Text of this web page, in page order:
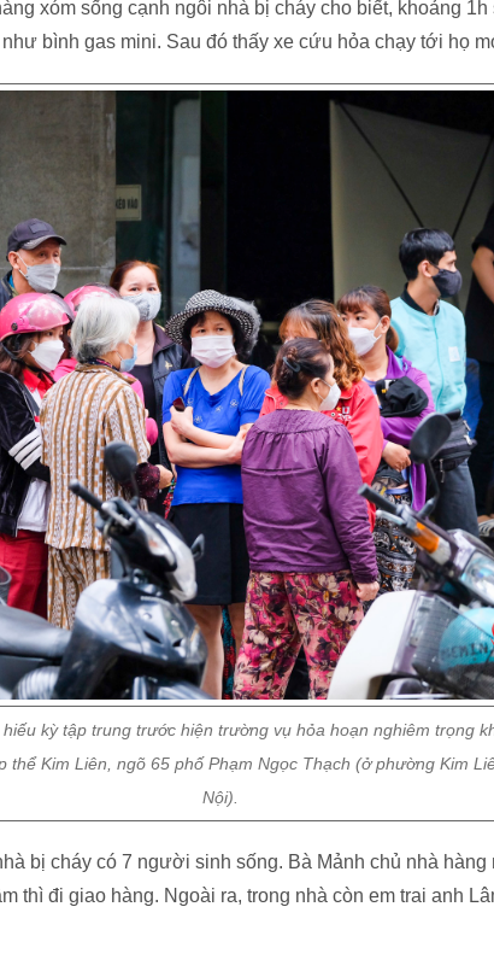
xóm sống cạnh ngôi nhà bị cháy cho biết, khoảng 1h
bình gas mini. Sau đó thấy xe cứu hỏa chạy tới họ
kỳ tập trung trước hiện trường vụ hỏa hoạn nghiêm trọng
thể Kim Liên, ngõ 65 phố Phạm Ngọc Thạch (ở phường Kim
Nội).
bị cháy có 7 người sinh sống. Bà Mảnh chủ nhà
thì đi giao hàng. Ngoài ra, trong nhà còn em trai anh